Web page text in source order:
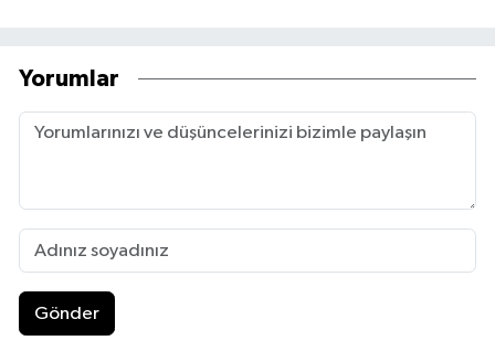
Yorumlar
Gönder